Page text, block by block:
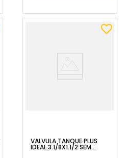
VÁLVULA TANQUE PLUS
IDEAL 3.1/8X1.1/2 SEM
LADRÃO CROMADO